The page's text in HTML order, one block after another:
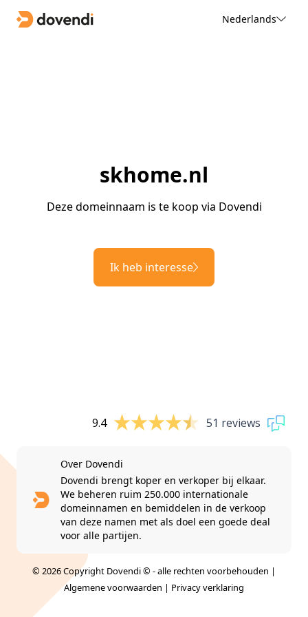
Nederlands
skhome.nl
Deze domeinnaam is te koop via Dovendi
Ik heb interesse
9.4 51 reviews
Over Dovendi
Dovendi brengt koper en verkoper bij elkaar.
We beheren ruim 250.000 internationale
domeinnamen en bemiddelen in de verkoop
van deze namen met als doel een goede deal
voor alle partijen.
© 2026 Copyright Dovendi © - alle rechten voorbehouden |
Algemene voorwaarden | Privacy verklaring